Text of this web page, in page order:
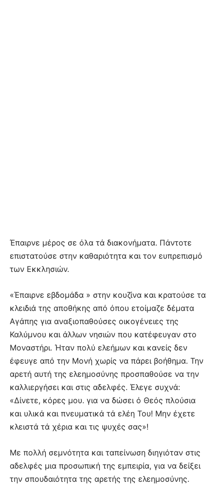
Έπαιρνε μέρος σε όλα τά διακονήματα. Πάντοτε
επιστατούσε στην καθαριότητα και τον ευπρεπισμό
των Εκκλησιών.
«Έπαιρνε εβδομάδα » στην κουζίνα και κρατούσε τα
κλειδιά της αποθήκης από όπου ετοίμαζε δέματα
Αγάπης για αναξιοπαθούσες οικογένειες της
Καλύμνου και άλλων νησιών που κατέφευγαν στο
Μοναστήρι. Ήταν πολύ ελεήμων και κανείς δεν
έφευγε από την Μονή χωρίς να πάρει βοήθημα. Την
αρετή αυτή της ελεημοσύνης προσπαθούσε να την
καλλιεργήσει και στις αδελφές. Έλεγε συχνά:
«Δίνετε, κόρες μου. για να δώσει ό Θεός πλούσια
και υλικά και πνευματικά τά ελέη Του! Μην έχετε
κλειστά τά χέρια και τις ψυχές σας»!
Με πολλή σεμνότητα και ταπείνωση διηγιόταν στις
αδελφές μια προσωπική της εμπειρία, για να δείξει
την σπουδαιότητα της αρετής της ελεημοσύνης.